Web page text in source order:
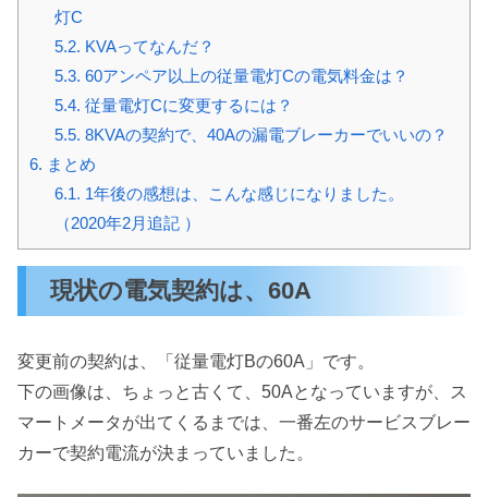
灯C
5.2. KVAってなんだ？
5.3. 60アンペア以上の従量電灯Cの電気料金は？
5.4. 従量電灯Cに変更するには？
5.5. 8KVAの契約で、40Aの漏電ブレーカーでいいの？
6. まとめ
6.1. 1年後の感想は、こんな感じになりました。
（2020年2月追記 ）
現状の電気契約は、60A
変更前の契約は、「従量電灯Bの60A」です。
下の画像は、ちょっと古くて、50Aとなっていますが、ス
マートメータが出てくるまでは、一番左のサービスブレー
カーで契約電流が決まっていました。